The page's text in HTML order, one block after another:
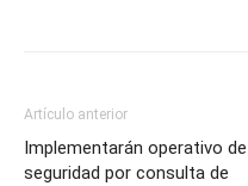
Artículo anterior
Implementarán operativo de
seguridad por consulta de